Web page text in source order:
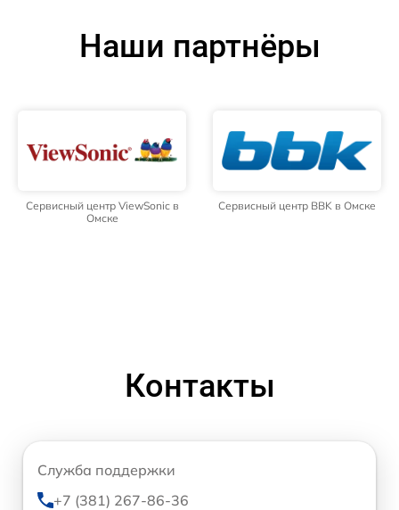
Наши партнёры
Сервисный центр ViewSonic в
Омске
Сервисный центр BBK в Омске
Контакты
Служба поддержки
+7 (381) 267-86-36